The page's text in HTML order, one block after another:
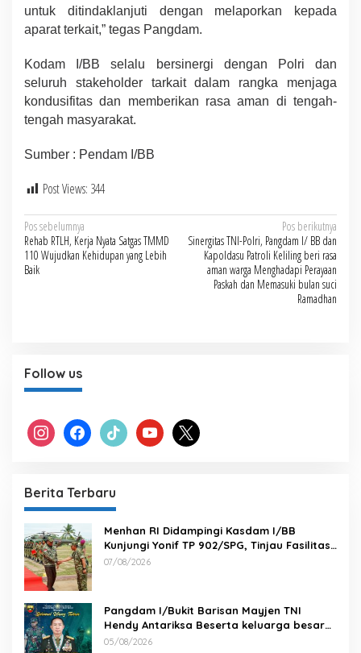
untuk ditindaklanjuti dengan melaporkan kepada
aparat terkait,” tegas Pangdam.
Kodam I/BB selalu bersinergi dengan Polri dan
seluruh stakeholder tarkait dalam rangka menjaga
kondusifitas dan memberikan rasa aman di tengah-
tengah masyarakat.
Sumber : Pendam I/BB
Post Views: 344
Navigasi
pos
Pos sebelumnya
Rehab RTLH, Kerja Nyata Satgas TMMD
110 Wujudkan Kehidupan yang Lebih
Baik
Pos berikutnya
Sinergitas TNI-Polri, Pangdam I/ BB dan
Kapoldasu Patroli Keliling beri rasa
aman warga Menghadapi Perayaan
Paskah dan Memasuki bulan suci
Ramadhan
Follow us
instagram facebook tiktok youtube x
Berita Terbaru
Menhan RI Didampingi Kasdam I/BB
Kunjungi Yonif TP 902/SPG, Tinjau Fasilitas
dan Beri Motivasi Prajurit
07/08/2026
Pangdam I/Bukit Barisan Mayjen TNI
Hendy Antariksa Beserta keluarga besar
Kodam I/BB Mengucapkan : Selamat Ulang
05/08/2026